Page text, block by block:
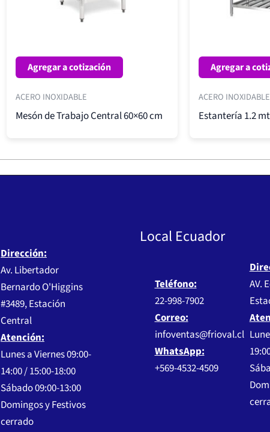
Agregar a cotización
ACERO INOXIDABLE
Mesón de Trabajo Central 60×60 cm
Agregar a
ACERO INOXIDABLE
Estantería 1.2
Dirección:
Av. Libertador
Bernardo O'Higgins
#3489, Estación
Central
Atención:
Lunes a Viernes 09:00-
14:00 / 15:00-18:00
Sábado 09:00-13:00
Domingos y Festivos
cerrado
Local Ecuador
Teléfono:
22-998-7902
AV.
Correo:
infoventas@frioval.cl
WhatsApp:
+569-4532-4509